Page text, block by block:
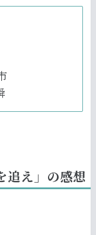
追え」の感想